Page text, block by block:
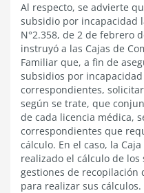
Al respecto, se advierte
subsidio por incapacidad
N°2.358, de 2 de febrero
instruyó a las Cajas de
Familiar que, a fin de
subsidios por
correspondientes,
según se trate, que
de cada licencia médica,
correspondientes que
cálculo. En el caso, la
realizado el cálculo de
gestiones de recopilación
para realizar sus cálculos.